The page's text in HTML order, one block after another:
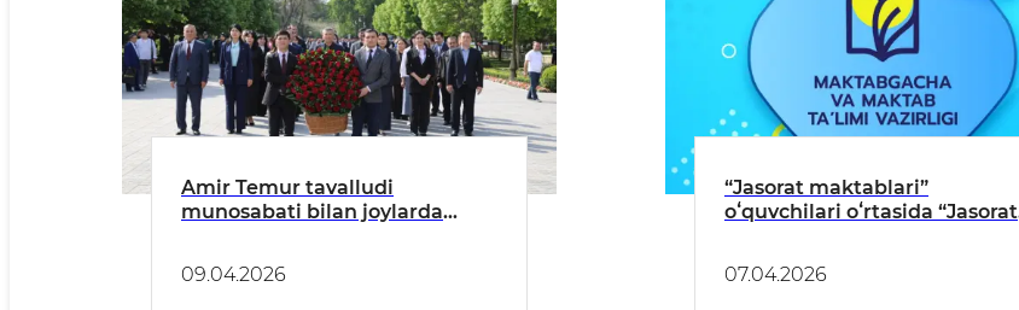
Amir Temur tavalludi
munosabati bilan joylarda
09.04.2026
“Jasorat maktablari”
oʻquvchilari oʻrtasida “Jasorat
musobaqasi tashkil etiladi
07.04.2026